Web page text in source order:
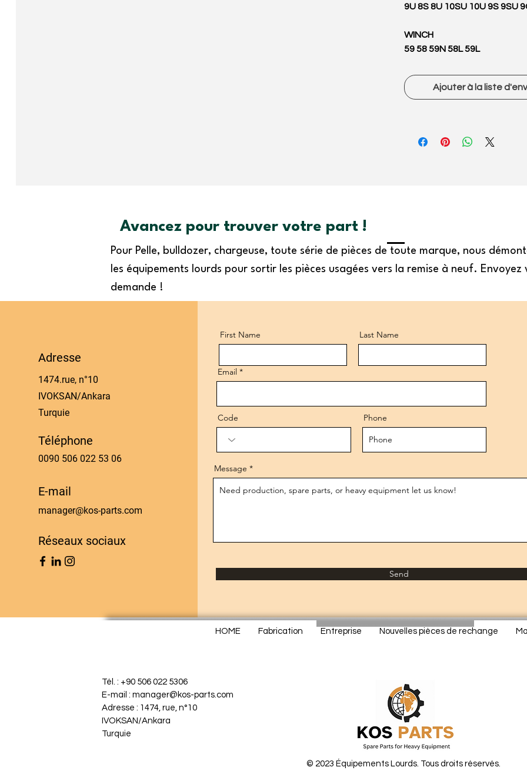
9U 8S 8U 10SU 10U 9S 9SU
WINCH
59 58 59N 58L 59L
Ajouter à la liste
Avancez pour trouver votre part !
Pour Pelle, bulldozer, chargeuse, toute série de pièces de toute marque, nous
les équipements lourds pour sortir les pièces usagées vers la remise à neuf. Envoyez
demande !
Adresse
1474.rue, n°10
IVOKSAN/Ankara
Turquie
Téléphone
0090 506 022 53 06
E-mail
manager@kos-parts.com
Réseaux sociaux
First Name Last Name
Email
Code Phone
Message
Send
HOME Fabrication Entreprise Nouvelles pièces de rechange
© 2023 Équipements Lourds. Tous droits réservés.
Tél. : +90 506 022 5306
E-mail : manager@kos-parts.com
Adresse : 1474, rue, n°10
IVOKSAN/Ankara
Turquie